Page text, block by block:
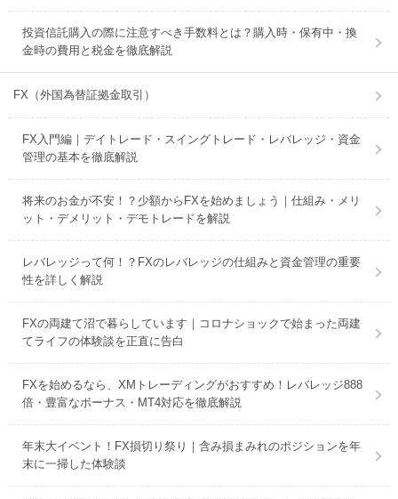
投資信託購入の際に注意すべき手数料とは？購入時・保有中・換
金時の費用と税金を徹底解説
FX（外国為替証拠金取引）
FX入門編｜デイトレード・スイングトレード・レバレッジ・資金
管理の基本を徹底解説
将来のお金が不安！？少額からFXを始めましょう｜仕組み・メリ
ット・デメリット・デモトレードを解説
レバレッジって何！？FXのレバレッジの仕組みと資金管理の重要
性を詳しく解説
FXの両建て沼で暮らしています｜コロナショックで始まった両建
てライフの体験談を正直に告白
FXを始めるなら、XMトレーディングがおすすめ！レバレッジ888
倍・豊富なボーナス・MT4対応を徹底解説
年末大イベント！FX損切り祭り｜含み損まみれのポジションを年
末に一掃した体験談